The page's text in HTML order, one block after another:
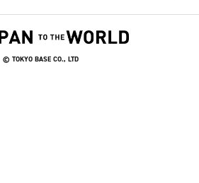
© TOKYO BASE CO., LTD